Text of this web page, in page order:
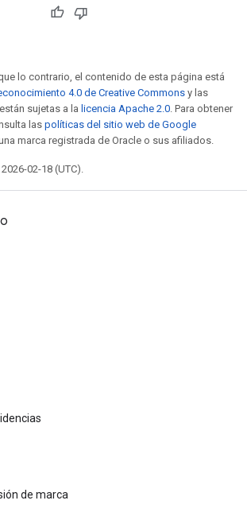
lo contrario, el contenido de esta página está
4.0 de Creative Commons y las
sujetas a la licencia Apache 2.0. Para obtener
las políticas del sitio web de Google
marca registrada de Oracle o sus afiliados.
02-18 (UTC).
de marca